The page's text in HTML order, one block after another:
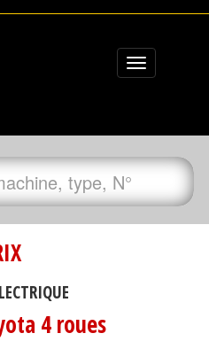
Toggle
navigation
4 roues